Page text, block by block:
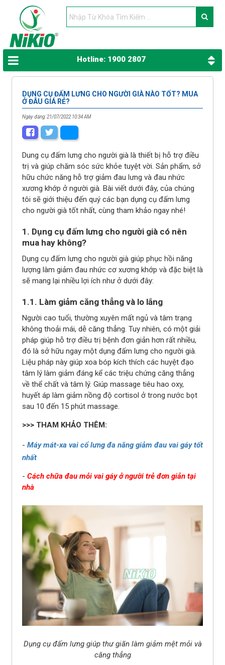
Hotline: 1900 2807
DỤNG CỤ ĐẤM LƯNG CHO NGƯỜI GIÀ NÀO TỐT? MUA
Ở ĐÂU GIÁ RẺ?
Ngày đăng: 21/07/2022 10:34 AM
Dung cụ đấm lưng cho người già là thiết bị hỗ trợ điều
trị và giúp chăm sóc sức khỏe tuyệt vời. Sản phẩm, sở
hữu chức năng hỗ trợ giảm đau lưng và đau nhức
xương khớp ở người già. Bài viết dưới đây, của chúng
tôi sẽ giới thiệu đến quý các bạn dụng cụ đấm lưng
cho người già tốt nhất, cùng tham khảo ngay nhé!
1. Dụng cụ đấm lưng cho người già có nên
mua hay không?
Dụng cụ đấm lưng cho người già giúp phục hồi năng
lượng làm giảm đau nhức cơ xương khớp và đặc biệt là
sẽ mang lại nhiều lợi ích như ở dưới đây:
1.1. Làm giảm căng thẳng và lo lắng
Người cao tuổi, thường xuyên mất ngủ và tâm trạng
không thoải mái, dễ căng thẳng. Tuy nhiên, có một giải
pháp giúp hỗ trợ điều trị bệnh đơn giản hơn rất nhiều,
đó là sở hữu ngay một dụng đấm lưng cho người già.
Liệu pháp này giúp xoa bóp kích thích các huyệt đạo
tâm lý làm giảm đáng kể các triệu chứng căng thẳng
về thể chất và tâm lý. Giúp massage tiêu hao oxy,
huyết áp làm giảm nồng độ cortisol ở trong nước bọt
sau 10 đến 15 phút massage.
>>> THAM KHẢO THÊM:
- Máy mát-xa vai cổ lưng đa năng giảm đau vai gáy tốt
nhất
- Cách chữa đau mỏi vai gáy ở người trẻ đơn giản tại
nhà
Dụng cụ đấm lưng giúp thư giãn làm giảm mệt mỏi và
căng thẳng